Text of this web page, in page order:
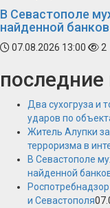
В Севастополе
найденной
07.08.2026 13:00 2
последние
Два сухогруза и
ударов по
Житель Алупки
терроризма в
В Севастополе
найденной
и Севастополя